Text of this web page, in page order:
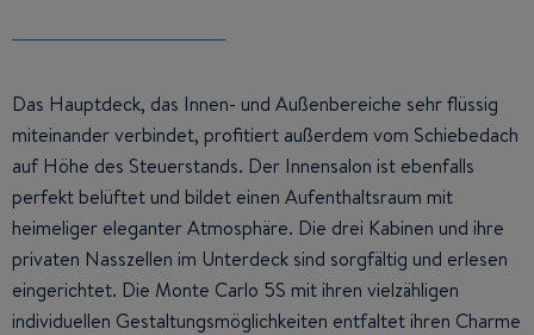
Das Hauptdeck, das Innen- und Außenbereiche sehr flüssig
miteinander verbindet, profitiert außerdem vom Schiebedach
auf Höhe des Steuerstands. Der Innensalon ist ebenfalls
perfekt belüftet und bildet einen Aufenthaltsraum mit
heimeliger eleganter Atmosphäre. Die drei Kabinen und ihre
privaten Nasszellen im Unterdeck sind sorgfältig und erlesen
eingerichtet. Die Monte Carlo 5S mit ihren vielzähligen
individuellen Gestaltungsmöglichkeiten entfaltet ihren Charme